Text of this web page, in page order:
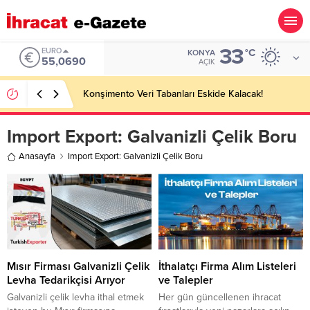
EURO
55,0690
KONYA
AÇIK 33°C
Konşimento Veri Tabanları Eskide Kalacak!
Import Export: Galvanizli Çelik Boru
Anasayfa Import Export: Galvanizli Çelik Boru
Mısır Firması Galvanizli Çelik
Levha Tedarikçisi Arıyor
Galvanizli çelik levha ithal etmek
İthalatçı Firma Alım Listeleri
ve Talepler
Her gün güncellenen ihracat